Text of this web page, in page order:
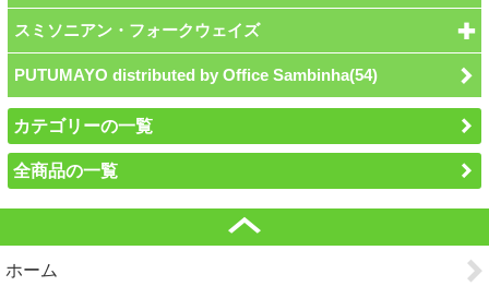
スミソニアン・フォークウェイズ
PUTUMAYO distributed by Office Sambinha(54)
カテゴリーの一覧
全商品の一覧
ホーム